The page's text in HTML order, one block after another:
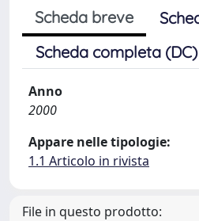
Scheda breve
Scheda completa (DC)
Anno
2000
Appare nelle tipologie:
1.1 Articolo in rivista
File in questo prodotto: